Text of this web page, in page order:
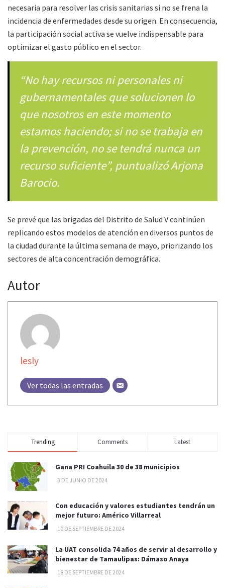
necesaria para resolver las crisis sanitarias si no se frena la
incidencia de enfermedades desde su origen. En consecuencia,
la participación social activa se vuelve indispensable para
optimizar el gasto público en el sector.
“No hay recursos ni personales ni
gubernamentales que solucionen lo
que nosotros en este momento
estamos haciendo; si no se trabaja en
la prevención, no se tendrá nunca un
recurso suficiente”, puntualizó Arjona
Barocio.
Se prevé que las brigadas del Distrito de Salud V continúen
replicando estos modelos de atención en diversos puntos de
la ciudad durante la última semana de mayo, priorizando los
sectores de alta concentración demográfica.
Autor
lesly
Ver todas las entradas
Trending Comments Latest
Gana PRI Coahuila 30 de 38 municipios
3 DE JUNIO DE 2024
Con educación y valores estudiantes tendrán un
mejor futuro: Américo Villarreal
10 DE SEPTIEMBRE DE 2024
La UAT consolida 74 años de servir al desarrollo y
bienestar de Tamaulipas: Dámaso Anaya
18 DE SEPTIEMBRE DE 2024